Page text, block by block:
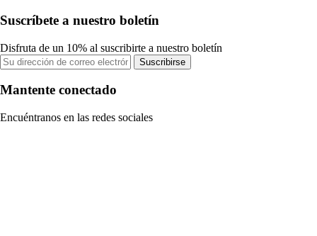
Suscríbete a nuestro boletín
Disfruta de un 10% al suscribirte a nuestro boletín
Suscribirse
Mantente conectado
Encuéntranos en las redes sociales